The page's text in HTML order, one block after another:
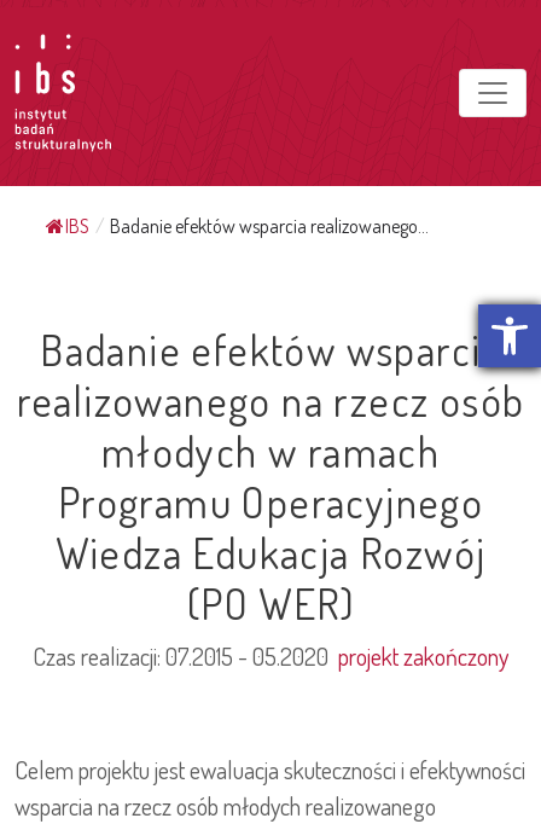
Otwórz
IBS / Badanie efektów wsparcia realizowanego...
Badanie efektów wsparcia
realizowanego na rzecz osób
młodych w ramach
Programu Operacyjnego
Wiedza Edukacja Rozwój
(PO WER)
Czas realizacji:07.2015 - 05.2020 projekt zakończony
Celem projektu jest ewaluacja skuteczności i efektywności
wsparcia na rzecz osób młodych realizowanego